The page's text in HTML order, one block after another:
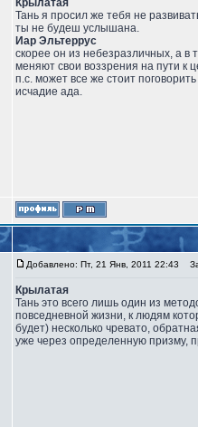
Крылатая
Тань я просил же тебя не
ты не будеш услышана.
Иар Эльтеррус
скорее он из небезразличных, а в
меняют свои воззрения на пути к
п.с. может все же стоит
исчадие ада.
Добавлено: Пт, 21 Янв, 2011 22:43
Крылатая
Тань это всего лишь один из
повседневной жизни, к людям
будет) несколько чревато,
уже через определенную призму,